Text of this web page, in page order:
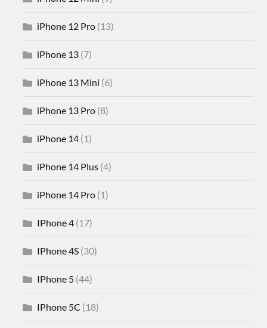
iPhone 12 Pro (13)
iPhone 13 (7)
iPhone 13 Mini (6)
iPhone 13 Pro (8)
iPhone 14 (1)
iPhone 14 Plus (4)
iPhone 14 Pro (1)
IPhone 4 (17)
IPhone 4S (30)
IPhone 5 (44)
IPhone 5C (18)